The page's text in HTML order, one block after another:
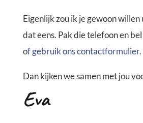
Eigenlijk zou ik je gewoon
dat eens. Pak die telefoon en
of gebruik ons contactformulier.
Dan kijken we samen met jou
Eva